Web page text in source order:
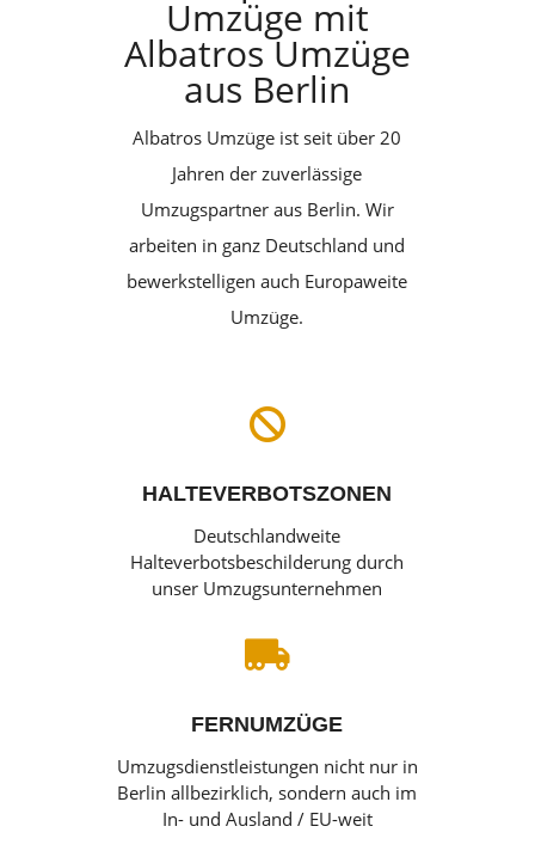
Umzüge mit
Albatros Umzüge
aus Berlin
Albatros Umzüge ist seit über 20
Jahren der zuverlässige
Umzugspartner aus Berlin. Wir
arbeiten in ganz Deutschland und
bewerkstelligen auch Europaweite
Umzüge.

HALTEVERBOTSZONEN
Deutschlandweite
Halteverbotsbeschilderung durch
unser Umzugsunternehmen

FERNUMZÜGE
Umzugsdienstleistungen nicht nur in
Berlin allbezirklich, sondern auch im
In- und Ausland / EU-weit